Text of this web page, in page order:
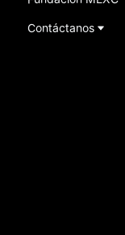
Contáctanos